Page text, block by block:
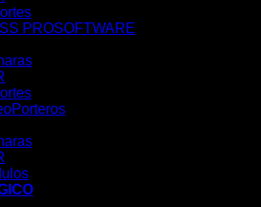
SOFTWARE